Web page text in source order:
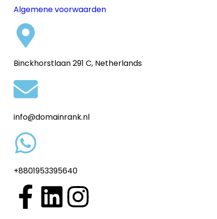
Algemene voorwaarden
Binckhorstlaan 291 C, Netherlands
info@domainrank.nl
+8801953395640